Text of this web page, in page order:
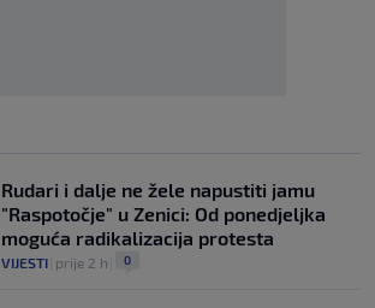
Rudari i dalje ne žele napustiti jamu
"Raspotočje" u Zenici: Od ponedjeljka
moguća radikalizacija protesta
VIJESTI prije 2 h 0